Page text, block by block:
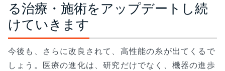
る治療・施術をアップデートし続
けていきます
今後も、さらに改良されて、高性能の糸が出てくるで
しょう。医療の進化は、研究だけでなく、機器の進歩